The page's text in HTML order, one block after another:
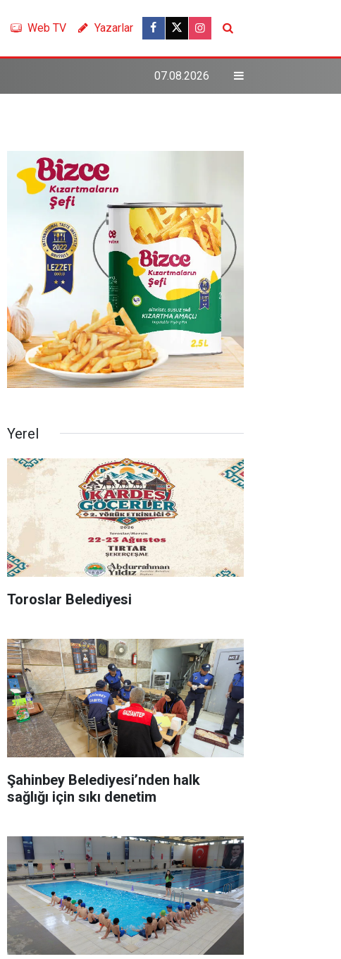
Web TV Yazarlar
07.08.2026
Yerel
Toroslar Belediyesi
Şahinbey Belediyesi’nden halk
sağlığı için sıkı denetim